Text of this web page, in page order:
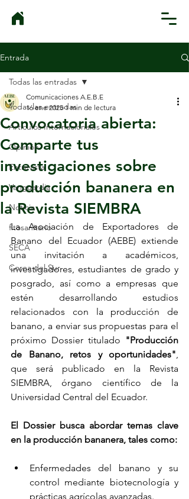
Entrada
Todas las entradas
Artículos Internacionales
Opinión
Entrevista
Vanguardia
Noticia
fitosanitario
SECA
Corea del Sur
Todas las entradas
Convocatoria abierta:
Comparte tus
investigaciones sobre
producción bananera en
la Revista SIEMBRA
Comunicaciones A.E.B.E
16 ene 2025 1 min de lectura
La Asociación de Exportadores de
Banano del Ecuador (AEBE) extiende
una invitación a académicos,
investigadores, estudiantes de grado y
posgrado, así como a empresas que
estén desarrollando estudios
relacionados con la producción de
banano, a enviar sus propuestas para el
próximo Dossier titulado "Producción
de Banano, retos y oportunidades",
que será publicado en la Revista
SIEMBRA, órgano científico de la
Universidad Central del Ecuador.
El Dossier busca abordar temas clave
en la producción bananera, tales como:
Enfermedades del banano y su
control mediante biotecnología y
prácticas agrícolas avanzadas.